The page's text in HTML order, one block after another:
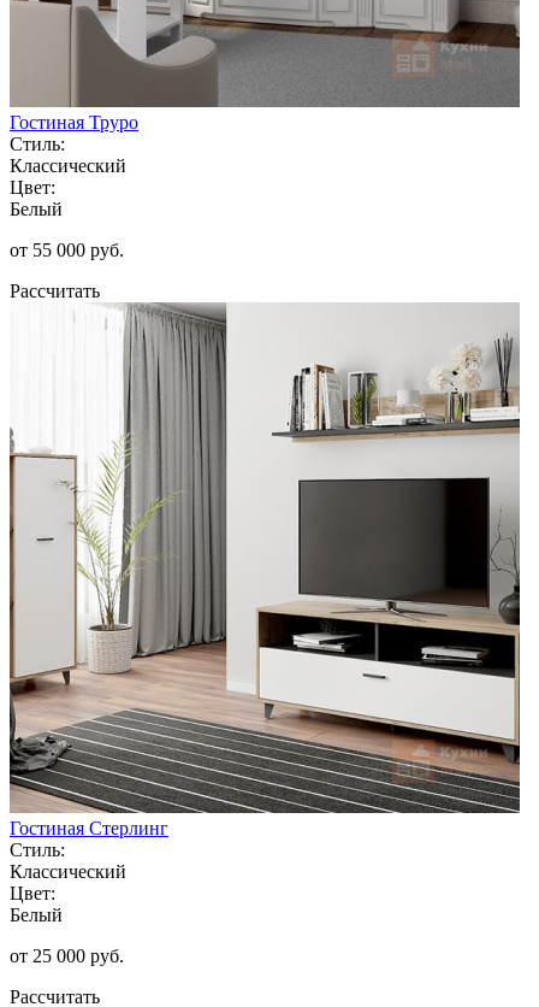
Гостиная Труро
Стиль:
Классический
Цвет:
Белый
от 55 000 руб.
Рассчитать
Гостиная Стерлинг
Стиль:
Классический
Цвет:
Белый
от 25 000 руб.
Рассчитать